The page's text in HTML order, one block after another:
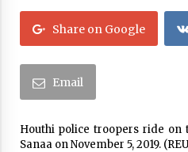
Citra Satelit :
Dekat Iran
August 4,
Share on Google
Email
Houthi police troopers ride
Sanaa on November 5, 2019.